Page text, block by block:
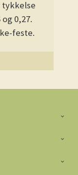
tykkelse
0,27.
feste.